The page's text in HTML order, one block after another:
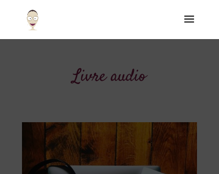
Livre audio